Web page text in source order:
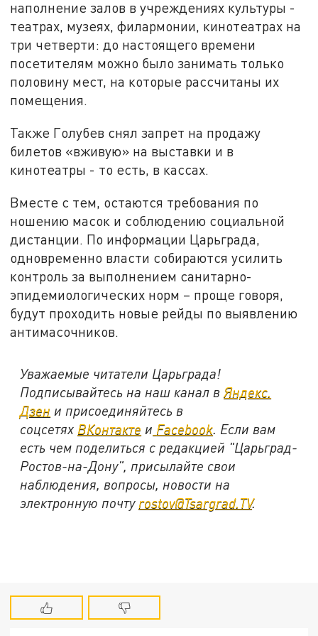
наполнение залов в учреждениях культуры -
театрах, музеях, филармонии, кинотеатрах на
три четверти: до настоящего времени
посетителям можно было занимать только
половину мест, на которые рассчитаны их
помещения.
Также Голубев снял запрет на продажу
билетов «вживую» на выставки и в
кинотеатры - то есть, в кассах.
Вместе с тем, остаются требования по
ношению масок и соблюдению социальной
дистанции. По информации Царьграда,
одновременно власти собираются усилить
контроль за выполнением санитарно-
эпидемиологических норм – проще говоря,
будут проходить новые рейды по выявлению
антимасочников.
Уважаемые читатели Царьграда!
Подписывайтесь на наш канал вЯндекс.
Дзен и присоединяйтесь в
соцсетях ВКонтакте и Facebook. Если вам
есть чем поделиться с редакцией "Царьград-
Ростов-на-Дону", присылайте свои
наблюдения, вопросы, новости на
электронную почту rostov@Tsargrad.TV.